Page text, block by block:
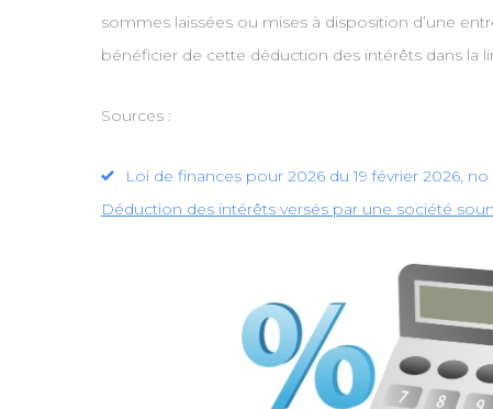
sommes laissées ou mises à disposition d’une
bénéficier de cette déduction des intérêts dans la
Sources :
Loi de finances pour 2026 du 19 février 2026, no
Déduction des intérêts versés par une société